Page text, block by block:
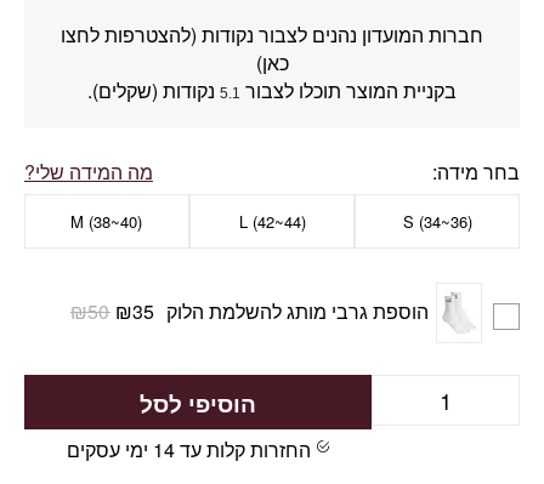
בחר מידה מה המידה שלי?
(S (34~36
L (42~44)
M (38~40)
הוספת גרבי מותג להשלמת הלוק ₪50 ₪35
הוסיפי לסל
החזרות קלות עד 14 ימי עסקים
חברות המועדון נהנים לצבור נקודות (להצטרפות לחצו
כאן)
בקניית המוצר תוכלו לצבור 5.1 נקודות (שקלים).